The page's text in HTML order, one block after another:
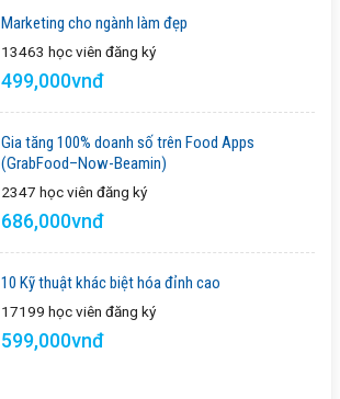
Marketing cho ngành làm đẹp
13463 học viên đăng ký
499,000vnđ
Gia tăng 100% doanh số trên Food Apps
(GrabFood–Now-Beamin)
2347 học viên đăng ký
686,000vnđ
10 Kỹ thuật khác biệt hóa đỉnh cao
17199 học viên đăng ký
599,000vnđ